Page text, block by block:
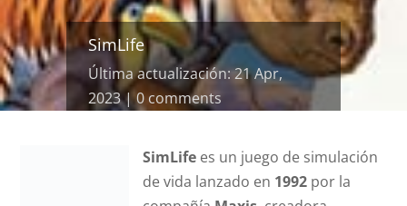
SimLife
Última actualización: 21 Apr,
2023
0 comments
SimLife es un juego de simulación
de vida lanzado en 1992 por la